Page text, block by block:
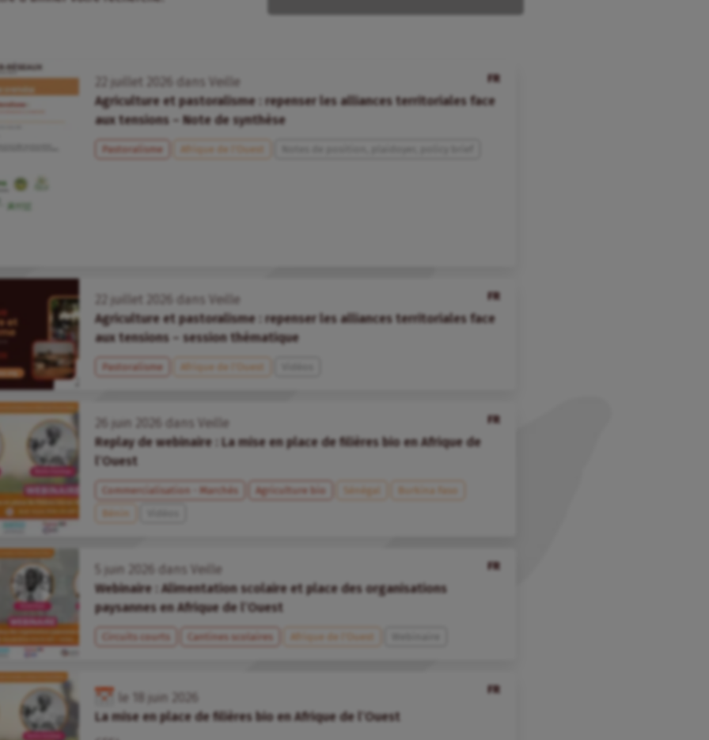
FR
juillet dans
Veille
Agriculture et pastoralisme : repenser les alliances territoriales face
aux tensions – Note de synthèse
Pastoralisme Afrique de l’Ouest
FR
juillet dans
Veille
Agriculture et pastoralisme : repenser les alliances territoriales face
aux tensions – session thématique
Pastoralisme Afrique de l’Ouest
FR
juin dans
Veille
Replay de webinaire : La mise en place de filières bio en Afrique de
l’Ouest
Commercialisation - Marchés Agriculture bio Sénégal
Burkina Faso
Bénin
FR
juin dans
Veille
Webinaire : Alimentation scolaire et place des organisations
paysannes en Afrique de l’Ouest
Circuits courts Cantines scolaires Afrique de l’Ouest
FR
le juin
La mise en place de filières bio en Afrique de l’Ouest